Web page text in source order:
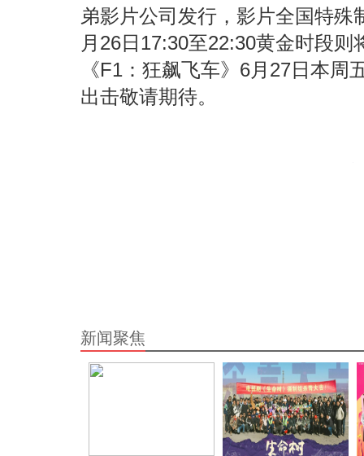
弟影片公司发行，影片全国特
月26日17:30至22:30黄金时段
《F1：狂飙飞车》6月27日本
出击敬请期待。
新闻聚焦